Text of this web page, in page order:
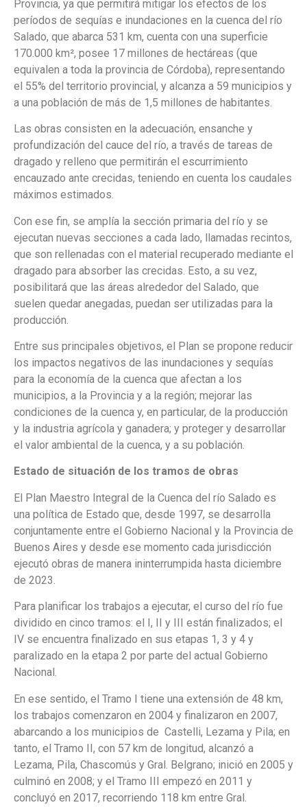
Provincia, ya que permitirá mitigar los efectos de los
períodos de sequías e inundaciones en la cuenca del río
Salado, que abarca 531 km, cuenta con una superficie
170.000 km², posee 17 millones de hectáreas (que
equivalen a toda la provincia de Córdoba), representando
el 55% del territorio provincial, y alcanza a 59 municipios y
a una población de más de 1,5 millones de habitantes.
Las obras consisten en la adecuación, ensanche y
profundización del cauce del río, a través de tareas de
dragado y relleno que permitirán el escurrimiento
encauzado ante crecidas, teniendo en cuenta los caudales
máximos estimados.
Con ese fin, se amplía la sección primaria del río y se
ejecutan nuevas secciones a cada lado, llamadas recintos,
que son rellenadas con el material recuperado mediante el
dragado para absorber las crecidas. Esto, a su vez,
posibilitará que las áreas alrededor del Salado, que
suelen quedar anegadas, puedan ser utilizadas para la
producción.
Entre sus principales objetivos, el Plan se propone reducir
los impactos negativos de las inundaciones y sequías
para la economía de la cuenca que afectan a los
municipios, a la Provincia y a la región; mejorar las
condiciones de la cuenca y, en particular, de la producción
y la industria agrícola y ganadera; y proteger y desarrollar
el valor ambiental de la cuenca, y a su población.
Estado de situación de los tramos de obras
El Plan Maestro Integral de la Cuenca del río Salado es
una política de Estado que, desde 1997, se desarrolla
conjuntamente entre el Gobierno Nacional y la Provincia de
Buenos Aires y desde ese momento cada jurisdicción
ejecutó obras de manera ininterrumpida hasta diciembre
de 2023.
Para planificar los trabajos a ejecutar, el curso del río fue
dividido en cinco tramos: el I, II y III están finalizados; el
IV se encuentra finalizado en sus etapas 1, 3 y 4 y
paralizado en la etapa 2 por parte del actual Gobierno
Nacional.
En ese sentido, el Tramo I tiene una extensión de 48 km,
los trabajos comenzaron en 2004 y finalizaron en 2007,
abarcando a los municipios de Castelli, Lezama y Pila; en
tanto, el Tramo II, con 57 km de longitud, alcanzó a
Lezama, Pila, Chascomús y Gral. Belgrano; inició en 2005 y
culminó en 2008; y el Tramo III empezó en 2011 y
concluyó en 2017, recorriendo 118 km entre Gral.